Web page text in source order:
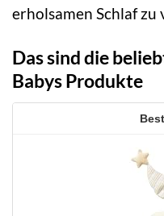
erholsamen Schlaf zu
Das sind die
Babys Produkte